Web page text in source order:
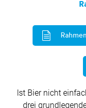
Ist Bier nicht
drei